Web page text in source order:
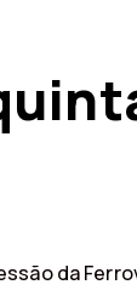
da